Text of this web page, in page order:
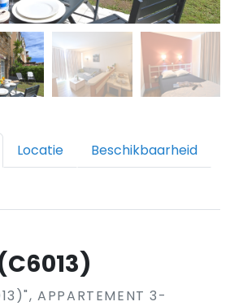
Locatie Beschikbaarheid
APPARTEMENT 3-